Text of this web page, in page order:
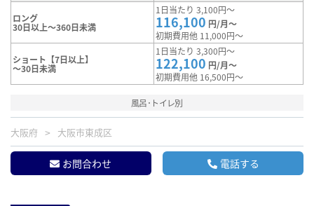
ロング
30日以上～360日未満
1日当たり 3,100円～
116,100 円/月～
初期費用他 11,000円～
ショート【7日以上】
～30日未満
1日当たり 3,300円～
122,100 円/月～
初期費用他 16,500円～
風呂･トイレ別
大阪府 大阪市東成区
お問合わせ 電話する